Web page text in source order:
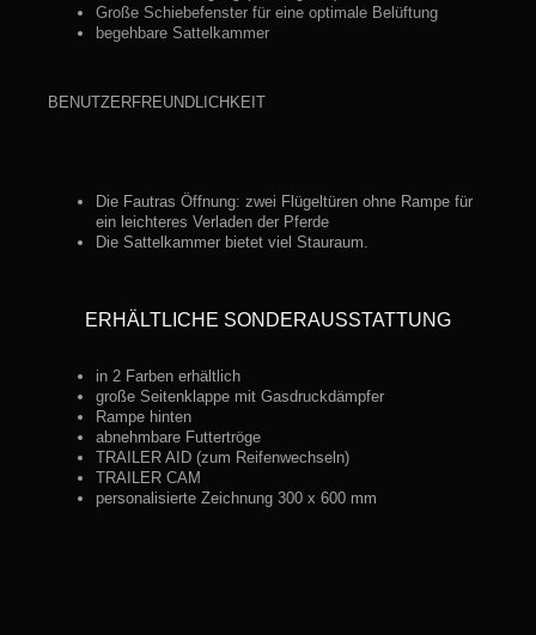
Große Schiebefenster für eine optimale Belüftung
begehbare Sattelkammer
BENUTZERFREUNDLICHKEIT
Die Fautras Öffnung: zwei Flügeltüren ohne Rampe für
ein leichteres Verladen der Pferde
Die Sattelkammer bietet viel Stauraum.
ERHÄLTLICHE SONDERAUSSTATTUNG
in 2 Farben erhältlich
große Seitenklappe mit Gasdruckdämpfer
Rampe hinten
abnehmbare Futtertröge
TRAILER AID (zum Reifenwechseln)
TRAILER CAM
personalisierte Zeichnung 300 x 600 mm